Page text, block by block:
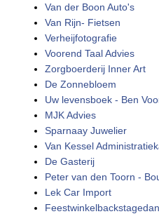
Van der Boon Auto's
Van Rijn- Fietsen
Verheijfotografie
Voorend Taal Advies
Zorgboerderij Inner Art
De Zonnebloem
Uw levensboek - Ben
MJK Advies
Sparnaay Juwelier
Van Kessel
De Gasterij
Peter van den Toorn -
Lek Car Import